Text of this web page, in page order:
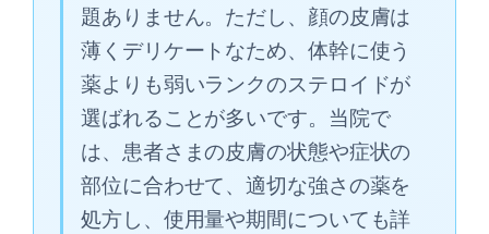
題ありません。ただし、顔の皮膚は
薄くデリケートなため、体幹に使う
薬よりも弱いランクのステロイドが
選ばれることが多いです。当院で
は、患者さまの皮膚の状態や症状の
部位に合わせて、適切な強さの薬を
処方し、使用量や期間についても詳